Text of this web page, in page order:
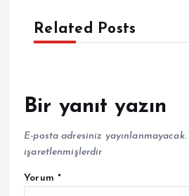
Related Posts
Bir yanıt yazın
E-posta adresiniz yayınlanmayacak.
işaretlenmişlerdir
Yorum *